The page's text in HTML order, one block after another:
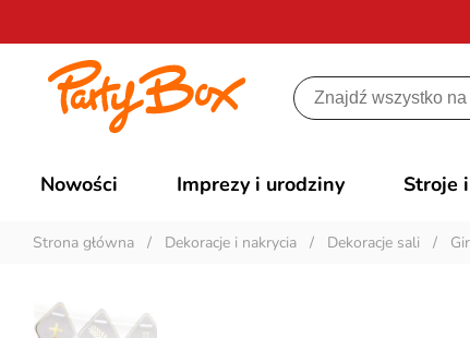
Nowości Imprezy i urodziny Stroje
Strona główna / Dekoracje i nakrycia / Dekoracje sali /